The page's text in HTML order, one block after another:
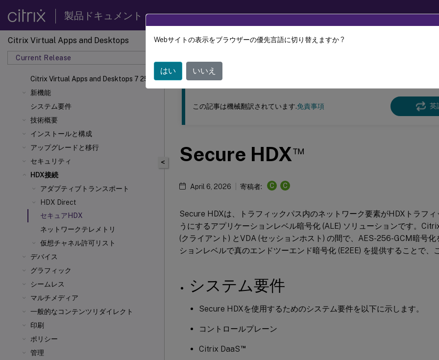
製品ドキュメント
Citrix Virtual Apps and Desktops
Current Release
Citrix Virtual Apps and Desktops 7 2511
新機能
システム要件
技術概要
インストールと構成
アップグレードと移行
セキュリティ
HDX接続
アダプティブトランスポート
HDX Direct
セキュアHDX
ネットワークテレメトリ
仮想チャネル許可リスト
デバイス
グラフィック
シームレス
マルチメディア
一般的なコンテンツリダイレクト
印刷
ポリシー
管理
このコンテンツは動的に機械翻訳されています。
Citrix Virtual Apps and Desktops
<
この記事は機械翻訳されています.免責事項 英
Secure HDX™
April 6, 2026 寄稿者: C C
Secure HDXは、トラフィックパス内のネットワーク要素がHDXトラフィ
うにするアプリケーションレベル暗号化 (ALE) ソリューションです。
(クライアント) とVDA (セッションホスト) の間で、AES-256-GCM暗号
ションレベルで真のエンドツーエンド暗号化 (E2EE) を提供することで、
システム要件
Secure HDXを使用するためのシステム要件を以下に示します。
コントロールプレーン
Citrix DaaS™
Webサイトの表示をブラウザーの優先言語に切り替えますか ?
はい いいえ